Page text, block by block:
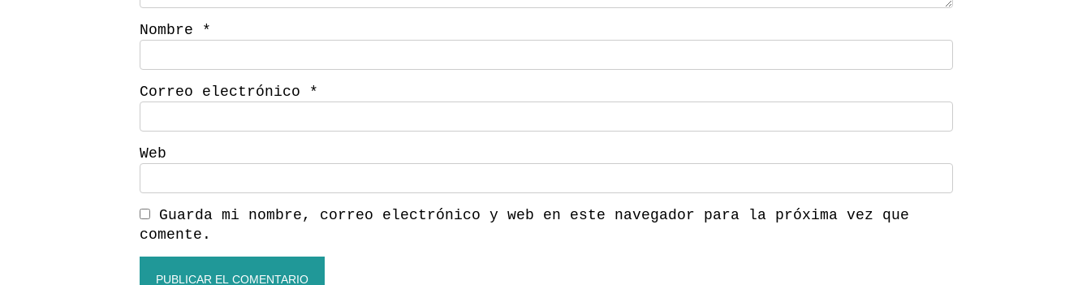
Nombre *
Correo electrónico *
Web
Guarda mi nombre, correo electrónico y web en este navegador para la próxima vez que
comente.